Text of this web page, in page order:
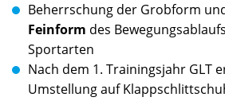
Beherrschung der Grobform
Feinform des
Sportarten
Nach dem 1. Trainingsjahr GLT
Umstellung auf